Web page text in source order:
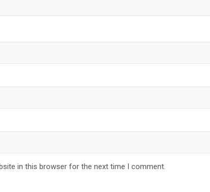
in this browser for the next time I comment.